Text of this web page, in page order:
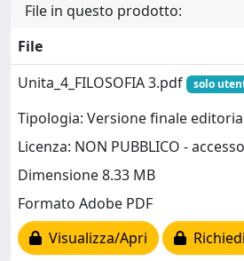
File in questo prodotto:
File
Unita_4_FILOSOFIA 3.pdf
solo
Tipologia: Versione finale
Licenza: NON PUBBLICO -
Dimensione 8.33 MB
Formato Adobe PDF
Visualizza/Apri